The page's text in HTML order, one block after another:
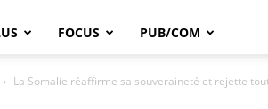
FOCUS PUB/COM
La Somalie réaffirme sa souveraineté et rejette